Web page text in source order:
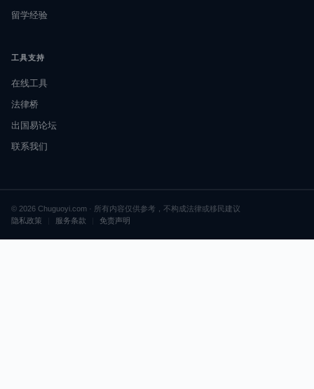
留学经验
工具支持
在线工具
法律桥
出国易论坛
联系我们
© 2026 Chuguoyi.com · 所有内容仅供参考，不构成法律或移民建议
隐私政策
服务条款 免责声明